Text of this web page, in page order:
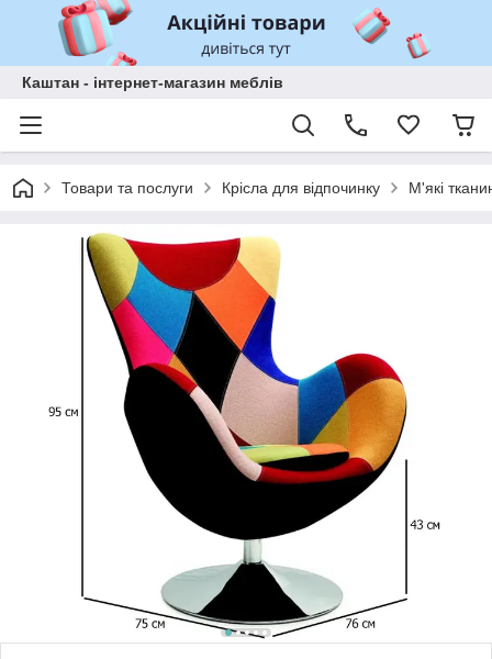
Каштан - інтернет-магазин меблів
Товари та послуги Крісла для відпочинку М'які